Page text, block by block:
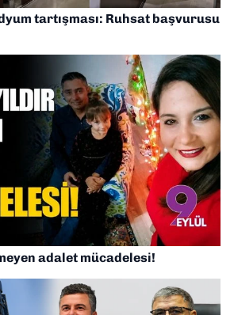
tartışması: Ruhsat başvurusu
adalet mücadelesi!